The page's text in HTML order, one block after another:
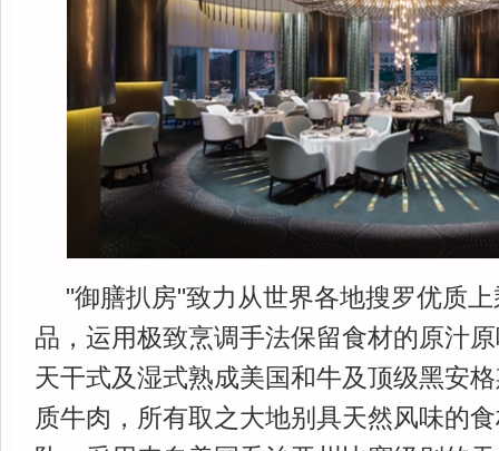
"御膳扒房"致力从世界各地搜罗优质
品，运用极致烹调手法保留食材的原汁
天干式及湿式熟成美国和牛及顶级黑安
质牛肉，所有取之大地别具天然风味的